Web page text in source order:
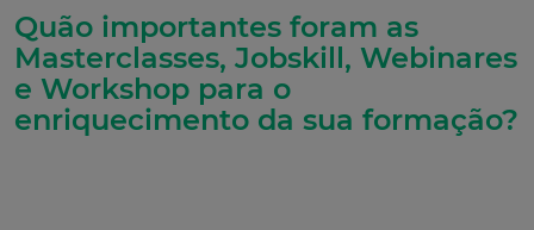
Quão importantes foram as
Masterclasses, Jobskill, Webinares
e Workshop para o
enriquecimento da sua formação?